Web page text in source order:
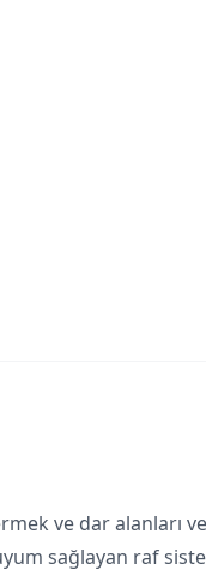
ve dar
sağlayan raf